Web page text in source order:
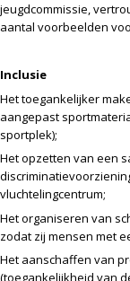
jeugdcommissie,
aantal voorbeelden
Inclusie
Het toegankelijker
aangepast
sportplek);
Het opzetten van een
vluchtelingcentrum;
Het organiseren van
zodat zij mensen met
Het aanschaffen van
(toegankelijkheid van